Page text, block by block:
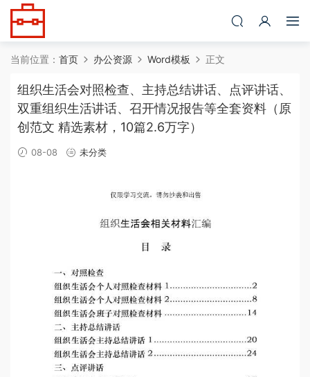
当前位置： 首页 办公资源 Word模板 正文
组织生活会对照检查、主持总结讲话、点评讲话、
双重组织生活讲话、召开情况报告等全套资料（原
创范文 精选素材，10篇2.6万字）
08-08 未分类